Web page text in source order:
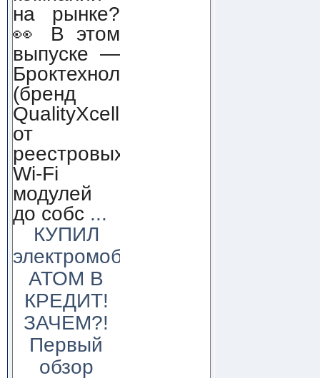
на рынке?
👀 В этом
выпуске —
Броктехнолоджи
(бренд
QualityXcellence):
от
реестровых
Wi-Fi
модулей
до собс ...
КУПИЛ
электромобиль
АТОМ В
КРЕДИТ!
ЗАЧЕМ?!
Первый
обзор